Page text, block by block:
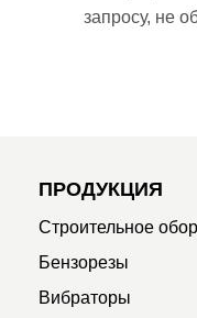
запросу, не
ПРОДУКЦИЯ
Строительное
Бензорезы
Вибраторы